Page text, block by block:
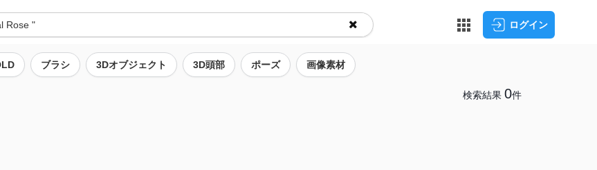
ログイン
ブラシ 3Dオブジェクト 3D頭部 ポーズ 画像素材
検索結果 0件